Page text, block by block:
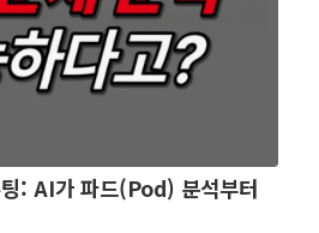
: AI가 파드(Pod) 분석부터